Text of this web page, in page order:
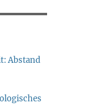
Abstand